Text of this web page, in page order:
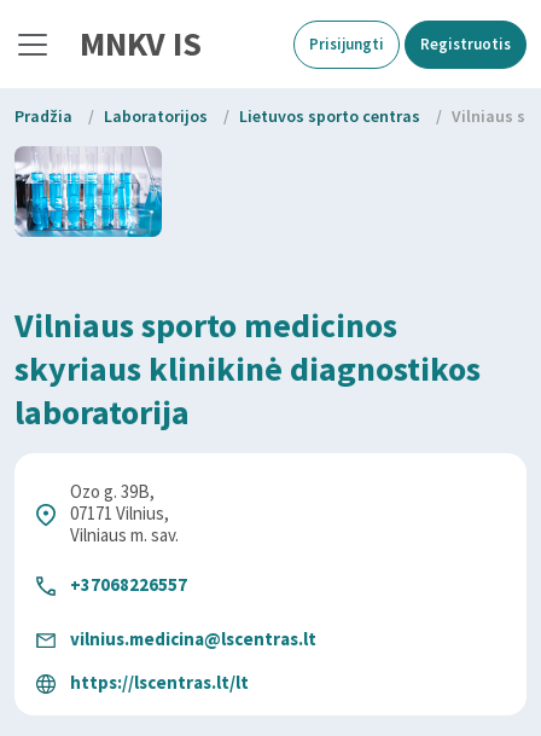
MNKV IS Prisijungti Registruotis
Pradžia / Laboratorijos / Lietuvos sporto centras / Vilniaus
Vilniaus sporto medicinos
skyriaus klinikinė diagnostikos
laboratorija
Ozo g. 39B,
07171 Vilnius,
Vilniaus m. sav.
+37068226557
vilnius.medicina@lscentras.lt
https://lscentras.lt/lt